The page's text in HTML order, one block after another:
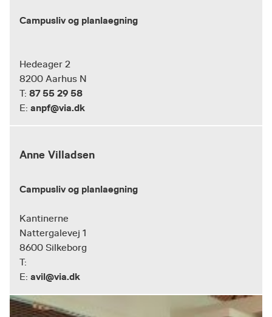
Campusliv og planlaegning
Hedeager 2
8200 Aarhus N
T: 87 55 29 58
E: anpf@via.dk
Anne Villadsen
Campusliv og planlaegning
Kantinerne
Nattergalevej 1
8600 Silkeborg
T:
E: avil@via.dk